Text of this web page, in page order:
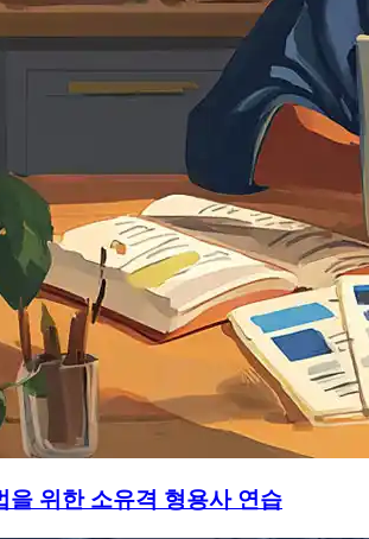
을 위한 소유격 형용사 연습